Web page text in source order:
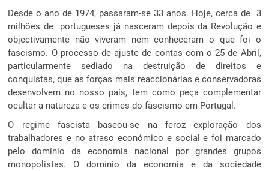
Desde o ano de 1974, passaram-se 33 anos. Hoje, cerca de 3
milhões de portugueses já nasceram depois da Revolução e
objectivamente não viveram nem conheceram o que foi o
fascismo. O processo de ajuste de contas com o 25 de Abril,
particularmente sediado na destruição de direitos e
conquistas, que as forças mais reaccionárias e conservadoras
desenvolvem no nosso país, tem como peça complementar
ocultar a natureza e os crimes do fascismo em Portugal.
O regime fascista baseou-se na feroz exploração dos
trabalhadores e no atraso económico e social e foi marcado
pelo domínio da economia nacional por grandes grupos
monopolistas. O domínio da economia e da sociedade